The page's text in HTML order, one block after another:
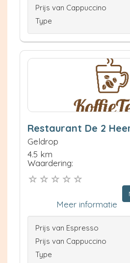
Prijs van Cappuccino
Type
Restaurant De 2
Geldrop
4.5 km
Waardering:
Meer informatie
Prijs van Espresso
Prijs van Cappuccino
Type